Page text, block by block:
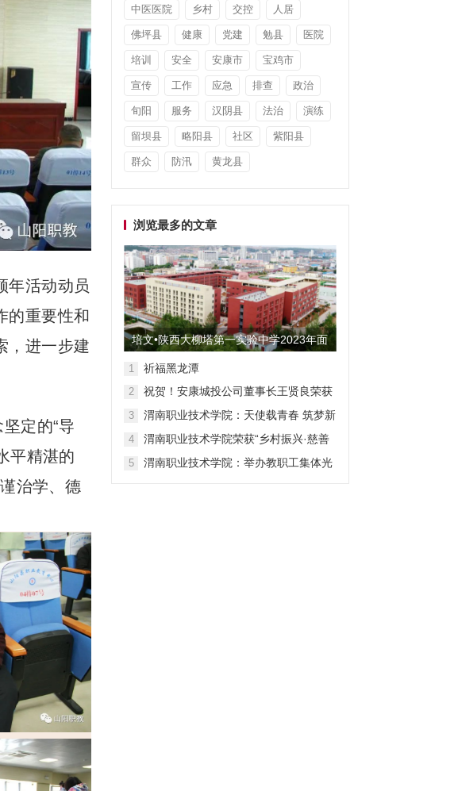
年活动动员
的重要性和
，进一步建
定的“导
平精湛的
治学、德
中医医院 乡村 交控 人居
佛坪县 健康 党建 勉县 医院
培训 安全 安康市 宝鸡市
宣传 工作 应急 排查 政治
旬阳 服务 汉阴县 法治 演练
留坝县 略阳县 社区 紫阳县
群众 防汛 黄龙县
浏览最多的文章
培文•陕西大柳塔第一实验中学2023年面
向全国招聘教师启事
1 祈福黑龙潭
2
祝贺！安康城投公司董事长王贤良荣获
3
渭南职业技术学院：天使载青春 筑梦新
4
渭南职业技术学院荣获“乡村振兴·慈善
5
渭南职业技术学院：举办教职工集体光